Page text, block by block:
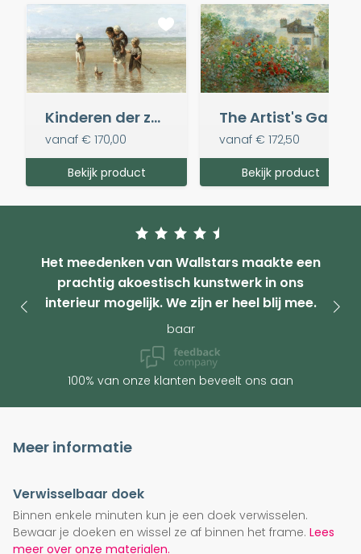
Kinderen der zee, Jozef Israëls
vanaf € 170,00
Bekijk product
vanaf € 172,50
Bekijk product
Het meedenken van Wallstars maakte een
prachtig akoestisch kunstwerk in ons
interieur mogelijk. We zijn er heel blij mee.
baar
100% van onze klanten beveelt ons aan
Meer informatie
Verwisselbaar doek
Binnen enkele minuten kun je een doek verwisselen.
Bewaar je doeken en wissel ze af binnen het frame. Lees
meer over onze materialen.